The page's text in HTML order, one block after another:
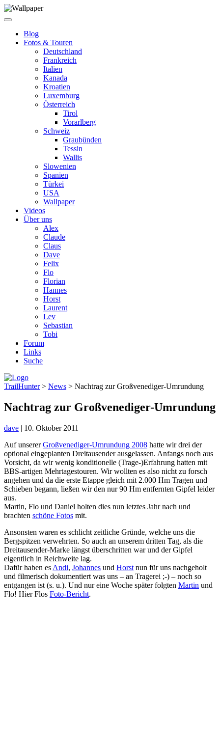
Blog
Fotos & Touren
Deutschland
Frankreich
Italien
Kanada
Kroatien
Luxemburg
Österreich
Tirol
Vorarlberg
Schweiz
Graubünden
Tessin
Wallis
Slowenien
Spanien
Türkei
USA
Wallpaper
Videos
Über uns
Alex
Claude
Claus
Dave
Felix
Flo
Florian
Hannes
Horst
Laurent
Lev
Sebastian
Tobi
Forum
Links
Suche
TrailHunter> News > Nachtrag zur Großvenediger-Umrundung
Nachtrag zur Großvenediger-Umrundung
dave | 10. Oktober 2011
Auf unsererGroßvenediger-Umrundung 2008 hatte wir drei der
optional eingeplanten Dreitausender ausgelassen. Anfangs noch aus
Vorsicht, da wir wenig konditionelle (Trage-)Erfahrung hatten mit
BBS-artigen Mehrtagestouren. Wir wollten es also nicht zu forsch
angehen und da die erste Etappe gleich mit 2.000 Hm Tragen und
Schieben begann, ließen wir den nur 90 Hm entfernten Gipfel leider
aus.
Martin, Flo und Daniel holten dies nun letztes Jahr nach und
brachten schöne Fotos mit.
Ansonsten waren es schlicht zeitliche Gründe, welche uns die
Bergspitzen verwehrten. So auch an unserem dritten Tag, als die
Dreitausender-Marke längst überschritten war und der Gipfel
eigentlich in Reichweite lag.
Dafür haben es Andi, Johannes und Horst nun für uns nachgeholt
und filmerisch dokumentiert was uns – an Tragerei ;-) – noch so
entgangen ist (s. u.). Und nur eine Woche später folgten Martin und
Flo! Hier Flos Foto-Bericht.